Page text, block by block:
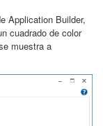
Application Builder,
cuadrado de color
muestra a